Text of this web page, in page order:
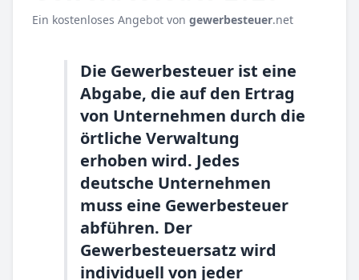
Ein kostenloses Angebot von gewerbesteuer.net
Die Gewerbesteuer ist eine
Abgabe, die auf den Ertrag
von Unternehmen durch die
örtliche Verwaltung
erhoben wird. Jedes
deutsche Unternehmen
muss eine Gewerbesteuer
abführen. Der
Gewerbesteuersatz wird
individuell von jeder